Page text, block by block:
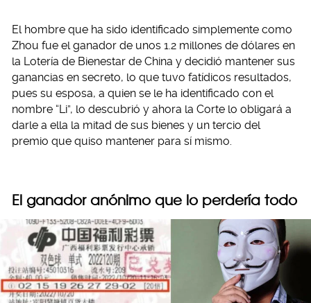
El hombre que ha sido identificado simplemente como
Zhou fue el ganador de unos 1.2 millones de dólares en
la Lotería de Bienestar de China y decidió mantener sus
ganancias en secreto, lo que tuvo fatídicos resultados,
pues su esposa, a quien se le ha identificado con el
nombre “Li”, lo descubrió y ahora la Corte lo obligará a
darle a ella la mitad de sus bienes y un tercio del
premio que quiso mantener para sí mismo.
El ganador anónimo que lo perdería todo